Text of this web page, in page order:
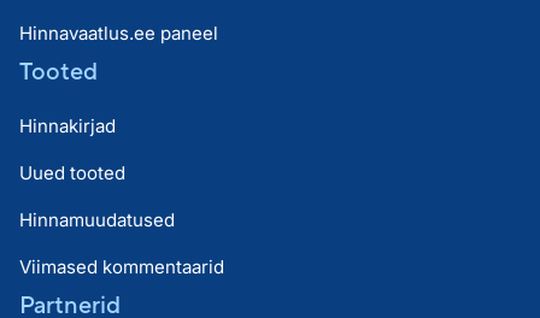
Hinnavaatlus.ee paneel
Tooted
Hinnakirjad
Uued tooted
Hinnamuudatused
Viimased kommentaarid
Partnerid